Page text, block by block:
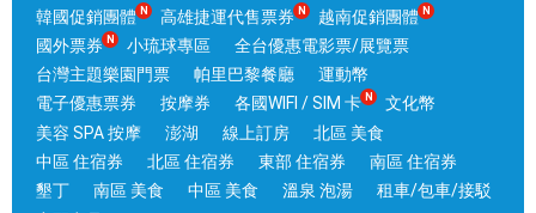
旅
卡
門
市
可
核
銷
韓國促銷團體
高雄捷運代售票券
越南促銷團體
國外票券
小琉球專區
全台優惠電影票/展覽票
台灣主題樂園門票
帕里巴黎餐廳
運動幣
電子優惠票券
按摩券 各國WIFI / SIM 卡
文化幣
美容 SPA 按摩
澎湖 線上訂房
北區 美食
中區 住宿券
北區 住宿券 東部 住宿券
南區 住宿券
墾丁
南區 美食 中區 美食 溫泉 泡湯
租車/包車/接駁